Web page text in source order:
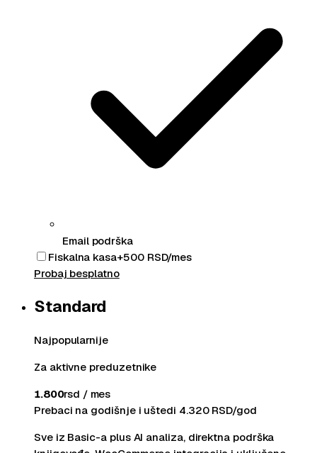
Email podrška
Fiskalna kasa+500RSD/mes
Probaj besplatno
Standard
Najpopularnije
Za aktivne preduzetnike
1.800rsd / mes
Prebaci na godišnje i uštedi 4.320RSD/god
Sve iz Basic-a plus AI analiza, direktna podrška